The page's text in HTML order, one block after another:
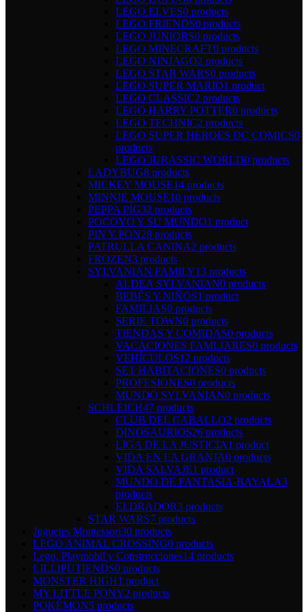
LEGO ELVES0 products
LEGO FRIENDS0 products
LEGO JUNIORS0 products
LEGO MINECRAFT0 products
LEGO NINJAGO2 products
LEGO STAR WARS0 products
LEGO SUPER MARIO1 product
LEGO CLASSIC2 products
LEGO HARRY POTTER0 products
LEGO TECHNIC2 products
LEGO SUPER HEROES DC COMICS0
products
LEGO JURASSIC WORLD0 products
LADYBUG8 products
MICKEY MOUSE14 products
MINNIE MOUSE10 products
PEPPA PIG32 products
POCOYO Y SU MUNDO1 product
PIN Y PON28 products
PATRULLA CANINA2 products
FROZEN3 products
SYLVANIAN FAMILY13 products
ALDEA SYLVANIAN0 products
BEBÉS Y NIÑOS1 product
FAMILIAS0 products
SERIE TOWN0 products
TIENDAS Y COMIDAS0 products
VACACIONES FAMLIARES0 products
VEHÍCULOS12 products
SET HABITACIONES0 products
PROFESIONES0 products
MUNDO SYLVANIAN0 products
SCHLEICH47 products
CLUB DEL CABALLO2 products
DINOSAURIOS26 products
LIGA DE LA JUSTICIA1 product
VIDA EN LA GRANJA0 products
VIDA SALVAJE1 product
MUNDO DE FANTASIA-BAYALA3
products
ELDRADOR3 products
STAR WARS7 products
Juguetes Montessori30 products
LEGO ANIMAL CROSSING0 products
Lego, Playmobil y Construcciones14 products
LILLIPUTIENDS0 products
MONSTER HIGH1 product
MY LITTLE PONY2 products
POKÉMON5 products